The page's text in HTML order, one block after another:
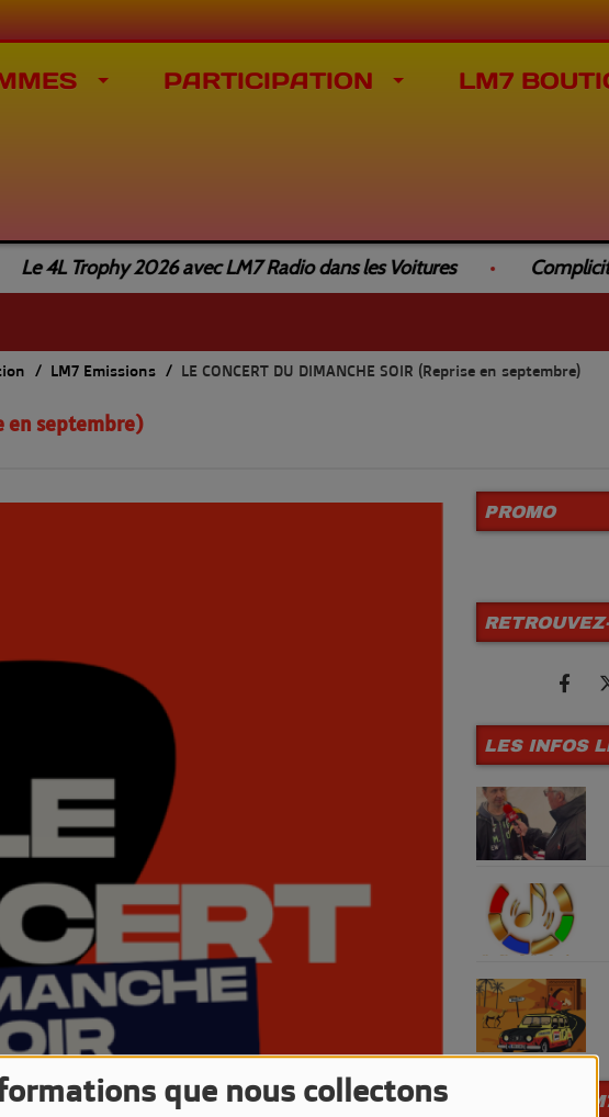
que nous collectons
PARTICIPATION LM7
Le 4L Trophy 2026 avec LM7 Radio dans les Voitures
LM7 Emissions LE CONCERT DU DIMANCHE SOIR (Reprise en septembre)
en septembre)
PROMO
LES INFOS
LA TEAM